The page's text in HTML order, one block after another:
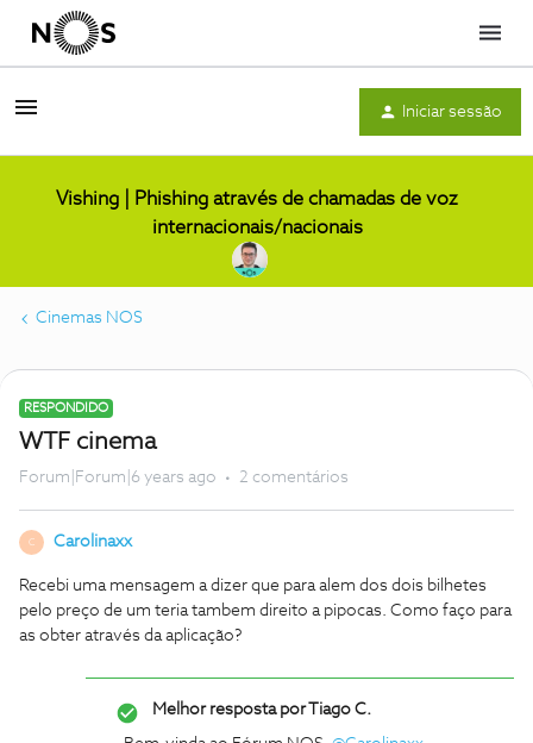
Menu
Iniciar sessão
Vishing | Phishing através de chamadas de voz
internacionais/nacionais
Cinemas NOS
RESPONDIDO
WTF cinema
Forum|Forum|6 years ago 2 comentários
C Carolinaxx
Recebi uma mensagem a dizer que para alem dos dois bilhetes
pelo preço de um teria tambem direito a pipocas. Como faço para
as obter através da aplicação?
Melhor resposta porTiago C.